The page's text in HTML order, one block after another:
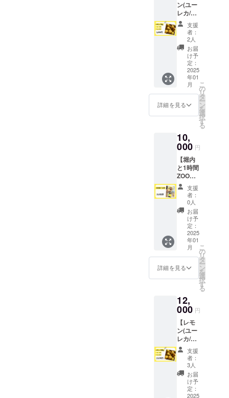
酒、ブ
ラン
デー、/
酒精、
料）、
レーズ
ン、卵
黄（卵
を含
む）、
牛乳、
くる
み、
アーモ
（アメ
リカ
産）、
レモン
の皮、
粉砂
糖、塩/
バニラ
オイル
アレル
ギー表
示 卵、
乳成
分、小
麦、く
るみ、
りん
含みま
す。 発
送情報
発送方
法：常
温配送
発送時
期：12
月中の
発送と
なりま
す （シ
甘さ控
えめ
で、甘
いもの
が苦手
な方か
らも
「これ
だけは
食べら
れ
と大好
評♪ ＜
報＞ 名
称：生
菓子
（はち
みつレ
モン
チーズ
ケー
キ） 内
容量：1
ホール
（410g
予定）
大き
さ：直
径
16cm（
予定）
原材
ヨーグ
ルト
（国内
製
造）、
小麦
粉、鶏
卵、ク
リーム
チー
ズ、バ
ター、
砂糖、
用。な
めらか
で優し
い甘さ
が広が
りま
す。 ひ
とつひ
とつ手
作業で
丁寧に
てお
り、
らかな
口溶け
が特徴
です。
甘さ控
えめ
で、甘
いもの
が苦手
な方か
らも
「これ
だけは
食べら
れ
と大好
評♪ ＜
報＞ 名
称：生
菓子
（はち
みつレ
モン
チーズ
ケー
キ） 内
容量：1
ホール
（410g
予定）
汁と皮
を練り
込んだ
ベイク
ド生
地。爽
やかな
酸味と
甘さの
バラン
スが絶
す。 上
層：サ
に国産
はちみ
つを贅
沢に使
用。な
めらか
で優し
い甘さ
が広が
りま
す。 ひ
とつひ
とつ手
作業で
丁寧に
てお
り、
らかな
口溶け
が特徴
です。
甘さ控
えめ
で、甘
いもの
が苦手
な方か
らも
「これ
で、創
業40年
の伝統
製法を
基に、
地元素
材の魅
力を最
大限に
活かし
た一品
です。
～3層仕
～ 下
層・中
層：レ
モン果
汁と皮
を練り
込んだ
ベイク
ド生
地。爽
やかな
酸味と
甘さの
バラン
スが絶
す。 上
層：サ
に国産
はちみ
つを贅
沢に使
用。な
めらか
で優し
い甘さ
が広が
りま
す。 ひ
とつひ
１本）
レモン
緑茶（1
箱） レ
モン
（500g
〈ウィ
ークエ
ンド・
シトロ
ン〉 ◯
名称 焼
◯大き
さ
140×60
×55㎜
(予定) ○
原材料
卵、小
麦粉、
砂糖、
バ
ター、
レモン
果汁、
レモン
の皮、
あんず
ジャ
類 ○ア
レル
ギー表
示につ
いて 小
麦、乳
製品、
卵、
ナッツ
類(トッ
ピング)
○保存方
ン(ユー
レカ/リ
スボ
ン)5kg
のすっ
ぱいレ
モン
で、香
りがピ
カイチ
です！
特に、
揚げ物
やレモ
ワーに
ぴった
りな品
種で
す。 レ
モンは
すべて
箱の重
量込で
す。 ◯
名称 レ
モン ◯
内容量
5kg（1
kgの目
安は7～
12個で
況に
よって
差があ
ります
のでご
了承く
ださ
い。）
◯品
種：
ユーレ
カレモ
支援
者：
2人
お届
け予
定：
2025
年01
月
詳細を見る
こ
の
リ
タ
ー
ン
を
選
択
す
る
10,
000 円
【堀内
と1時間
ZOOM
】 応援
プラ
ン！地
域おこ
し協力
隊堀内
と直接1
時間
ZOOM
でお話
できる
プラン
です！
できる
限り調
整いた
しま
す。備
考欄に
ご希望
の日程
を3つご
記載く
ださ
い。 ・
支援
者：
0人
お届
け予
定：
2025
年01
月
詳細を見る
こ
の
リ
タ
ー
ン
を
選
択
す
る
12,
000 円
【レモ
ン(ユー
レカ/リ
スボ
ン)10kg
のすっ
ぱいレ
モン
で、香
支援
者：
3人
お届
け予
定：
2025